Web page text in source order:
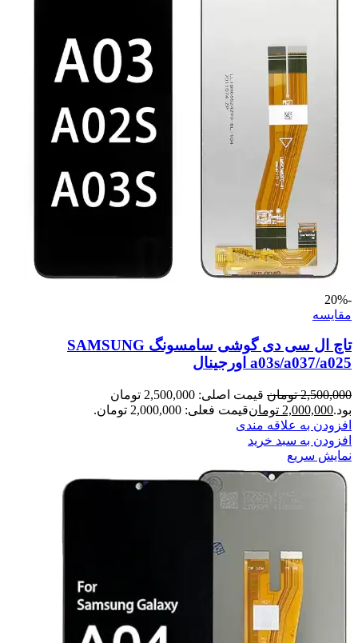
-20%
مقايسه
تاچ ال سی دی گوشی سامسونگ SAMSUNG
a03s/a037/a025 اورجینال
2,500,000 تومان
قیمت اصلی: 2,500,000 تومان
بود.2,000,000 تومانقیمت فعلی: 2,000,000 تومان.
افزودن به علاقه مندی
افزودن به سبد خرید
نمایش سریع